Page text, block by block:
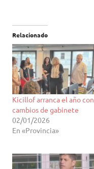
Relacionado
Kicillof arranca el año con
cambios de gabinete
02/01/2026
En «Provincia»